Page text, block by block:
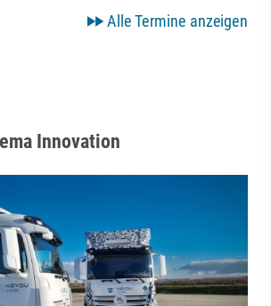
Alle Termine anzeigen
Innovation